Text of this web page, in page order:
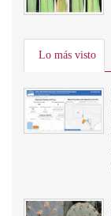
Lo más visto